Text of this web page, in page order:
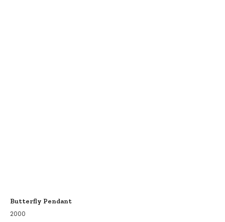
Butterfly Pendant
2000